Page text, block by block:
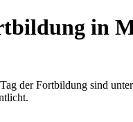
in
der Fortbildung sind